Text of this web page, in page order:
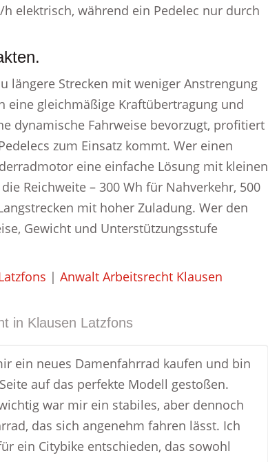
elektrisch, während ein Pedelec nur durch
längere Strecken mit weniger Anstrengung
eine gleichmäßige Kraftübertragung und
dynamische Fahrweise bevorzugt, profitiert
zum Einsatz kommt. Wer einen
eine einfache Lösung mit kleinen
Reichweite – 300 Wh für Nahverkehr, 500
mit hoher Zuladung. Wer den
Gewicht und Unterstützungsstufe
| Anwalt Arbeitsrecht Klausen
in Klausen Latzfons
ein neues Damenfahrrad kaufen und bin
auf das perfekte Modell gestoßen.
war mir ein stabiles, aber dennoch
das sich angenehm fahren lässt. Ich
ein Citybike entschieden, das sowohl